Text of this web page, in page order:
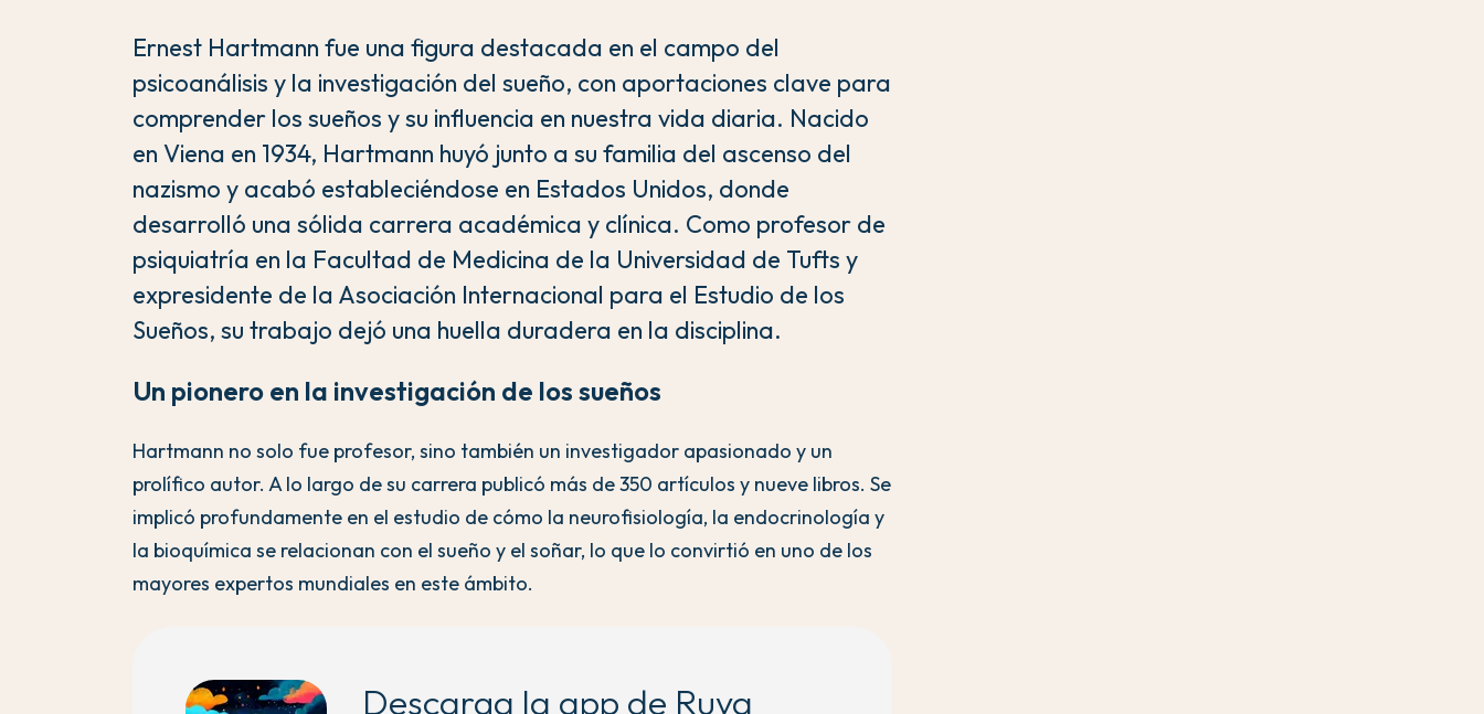
Ernest Hartmann fue una figura destacada en el campo del
psicoanálisis y la investigación del sueño, con aportaciones clave para
comprender los sueños y su influencia en nuestra vida diaria. Nacido
en Viena en 1934, Hartmann huyó junto a su familia del ascenso del
nazismo y acabó estableciéndose en Estados Unidos, donde
desarrolló una sólida carrera académica y clínica. Como profesor de
psiquiatría en la Facultad de Medicina de la Universidad de Tufts y
expresidente de la Asociación Internacional para el Estudio de los
Sueños, su trabajo dejó una huella duradera en la disciplina.
Un pionero en la investigación de los sueños
Hartmann no solo fue profesor, sino también un investigador apasionado y un
prolífico autor. A lo largo de su carrera publicó más de 350 artículos y nueve libros. Se
implicó profundamente en el estudio de cómo la neurofisiología, la endocrinología y
la bioquímica se relacionan con el sueño y el soñar, lo que lo convirtió en uno de los
mayores expertos mundiales en este ámbito.
Descarga la app de Ruya